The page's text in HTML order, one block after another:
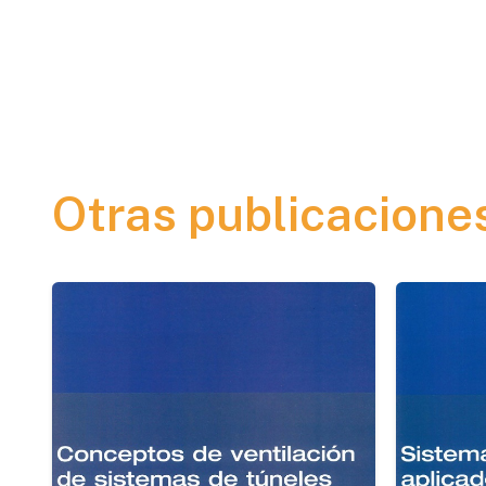
Otras